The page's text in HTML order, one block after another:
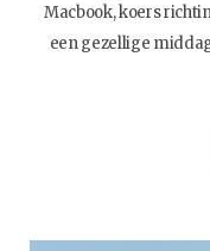
Macbook, koers
een gezellige